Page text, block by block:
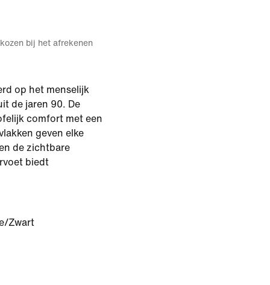
bij het afrekenen
op het menselijk
de jaren 90. De
comfort met een
geven elke
de zichtbare
biedt
Zwart